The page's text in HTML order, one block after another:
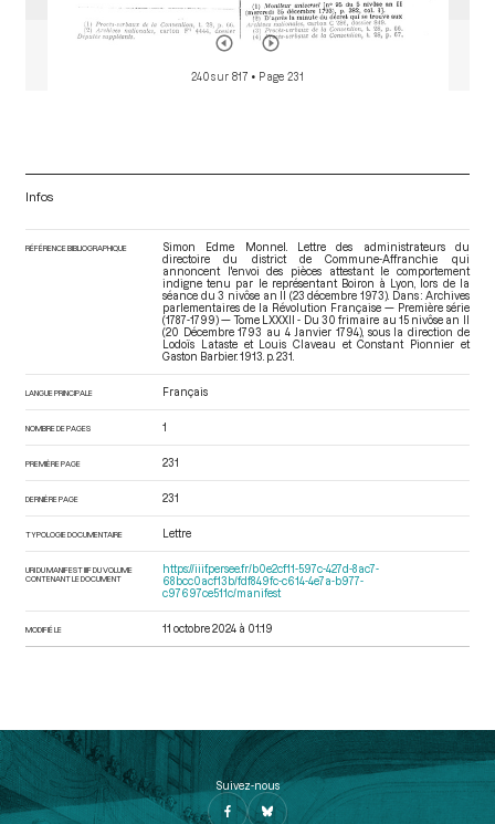
240 sur 817 • Page 231
Infos
RÉFÉRENCE BIBLIOGRAPHIQUE
Simon Edme Monnel. Lettre des administrateurs du
directoire du district de Commune-Affranchie qui
annoncent l'envoi des pièces attestant le comportement
indigne tenu par le représentant Boiron à Lyon, lors de la
séance du 3 nivôse an II (23 décembre 1973). Dans : Archives
parlementaires de la Révolution Française — Première série
(1787-1799) — Tome LXXXII - Du 30 frimaire au 15 nivôse an II
(20 Décembre 1793 au 4 Janvier 1794) , sous la direction de
Lodoïs Lataste et Louis Claveau et Constant Pionnier et
Gaston Barbier. 1913. p. 231.
LANGUE PRINCIPALE Français
NOMBRE DE PAGES 1
PREMIÈRE PAGE 231
DERNIÈRE PAGE 231
TYPOLOGIE DOCUMENTAIRE Lettre
URI DU MANIFEST IIIF DU VOLUME
CONTENANT LE DOCUMENT
https://iiif.persee.fr/b0e2cf11-597c-427d-8ac7-
68bcc0acf13b/fdf849fc-c614-4e7a-b977-
c97697ce511c/manifest
MODIFIÉ LE 11 octobre 2024 à 01:19
Suivez-nous